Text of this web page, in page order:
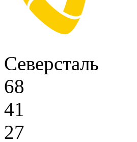
Северсталь
68
41
27